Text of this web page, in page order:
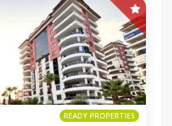
READY PROPERTIES